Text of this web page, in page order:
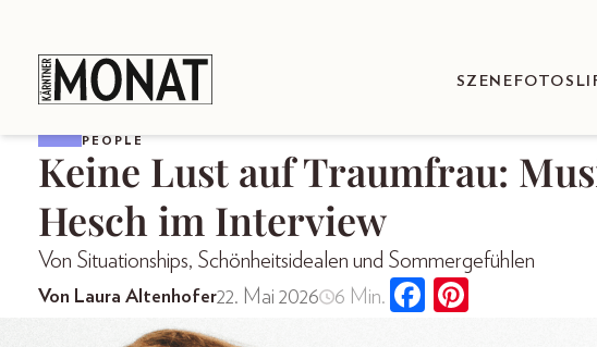
SZENEFOTOS
PEOPLE
Keine Lust auf Traumfrau:
Hesch im Interview
Von Situationships, Schönheitsidealen und Sommergefühlen
Von Laura Altenhofer22. Mai 2026 6 Min.